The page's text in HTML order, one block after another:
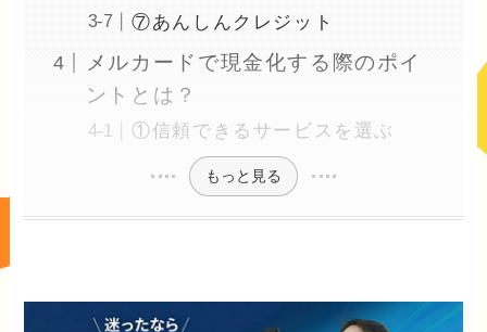
⑦あんしんクレジット
メルカードで現金化する際のポイ
ントとは？
①信頼できるサービスを選ぶ
もっと見る